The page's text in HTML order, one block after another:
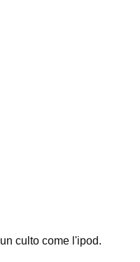
culto come l'ipod.